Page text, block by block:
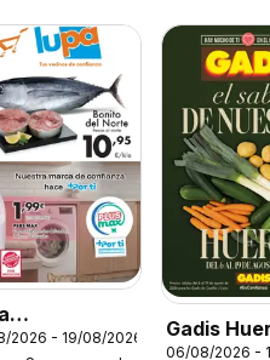
2026 - 19/08/2026
Gadis
06/08/2026 -